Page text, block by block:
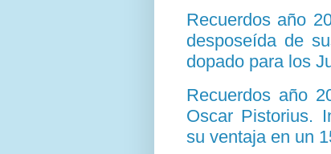
Recuerdos año
desposeída de
dopado para los
Recuerdos año
Oscar Pistorius.
su ventaja en un